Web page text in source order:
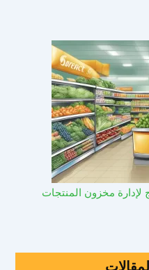
لإدارة مخزون المنتجات